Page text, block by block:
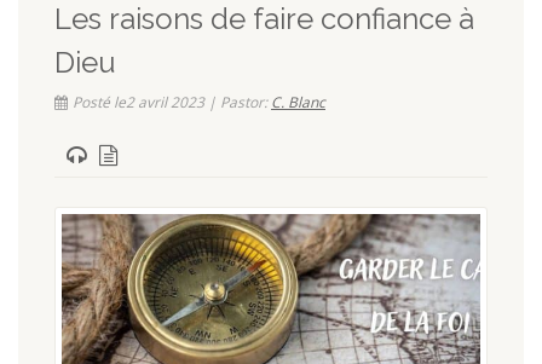
Les raisons de faire confiance à
Dieu
Posté le2 avril 2023 | Pastor:C. Blanc